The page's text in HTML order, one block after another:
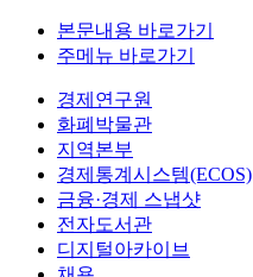
본문내용 바로가기
주메뉴 바로가기
경제연구원
화폐박물관
지역본부
경제통계시스템(ECOS)
금융·경제 스냅샷
전자도서관
디지털아카이브